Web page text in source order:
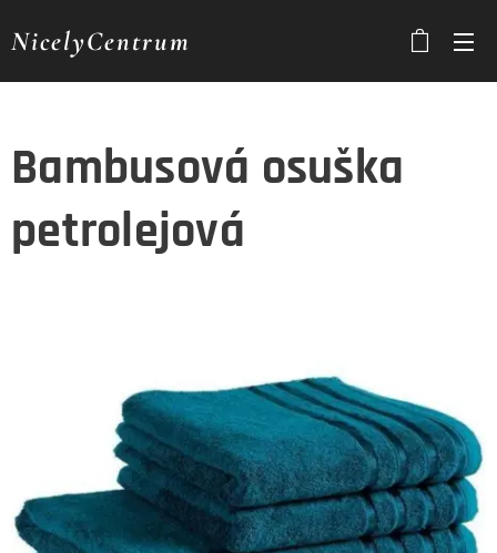
NicelyCentrum
Bambusová osuška
petrolejová